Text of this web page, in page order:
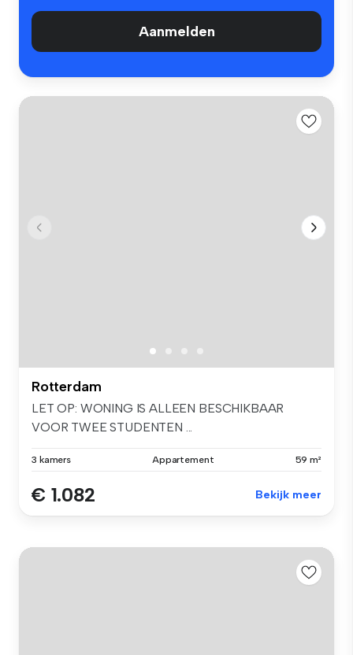
Aanmelden
Rotterdam
LET OP: WONING IS ALLEEN BESCHIKBAAR
VOOR TWEE STUDENTEN ...
3 kamers Appartement 59 m²
€ 1.082 Bekijk meer